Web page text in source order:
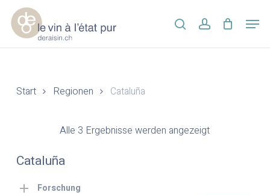
Skip
main
content
searchaccount
Cataluña
Alle 3 Ergebnisse werden angezeigt
Start Regionen Cataluña
Forschung
Menu